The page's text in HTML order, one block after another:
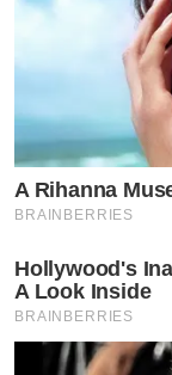
A Rihanna
BRAINBERRIES
Hollywood's
A Look Inside
BRAINBERRIES